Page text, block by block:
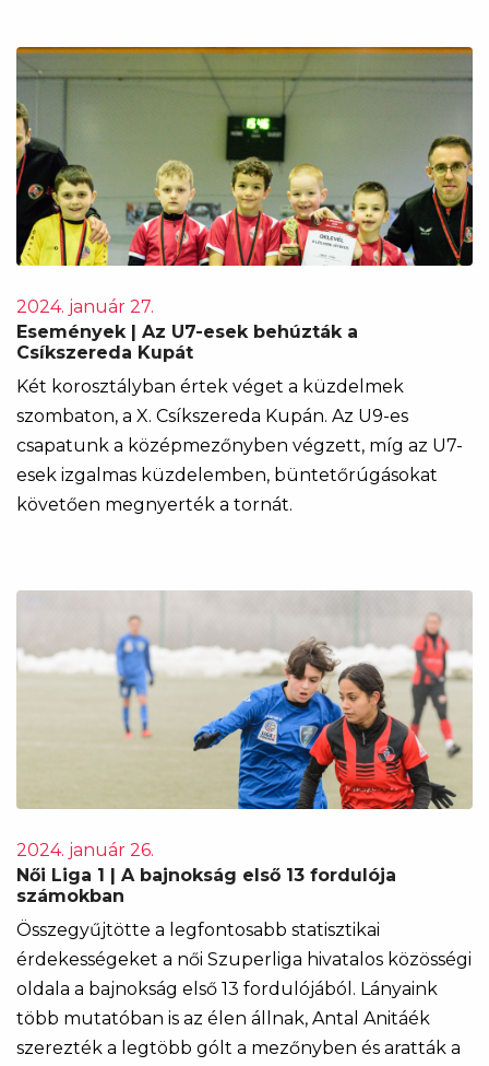
2024. január 27.
Események | Az U7-esek behúzták a
Csíkszereda Kupát
Két korosztályban értek véget a küzdelmek
szombaton, a X. Csíkszereda Kupán. Az U9-es
csapatunk a középmezőnyben végzett, míg az U7-
esek izgalmas küzdelemben, büntetőrúgásokat
követően megnyerték a tornát.
2024. január 26.
Női Liga 1 | A bajnokság első 13 fordulója
számokban
Összegyűjtötte a legfontosabb statisztikai
érdekességeket a női Szuperliga hivatalos közösségi
oldala a bajnokság első 13 fordulójából. Lányaink
több mutatóban is az élen állnak, Antal Anitáék
szerezték a legtöbb gólt a mezőnyben és aratták a